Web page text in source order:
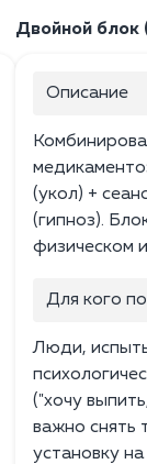
Двойной блок
Описание
(укол) +
(гипноз).
физическом
Для кого
Люди,
("хочу
важно снять
установку